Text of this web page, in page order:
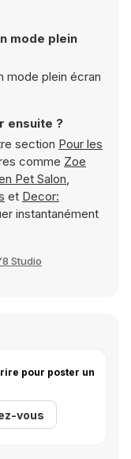
mode plein
mode plein écran
ensuite ?
section Pour les
comme Zoe
Pet Salon,
et Decor:
instantanément
Studio
pour poster un
vous